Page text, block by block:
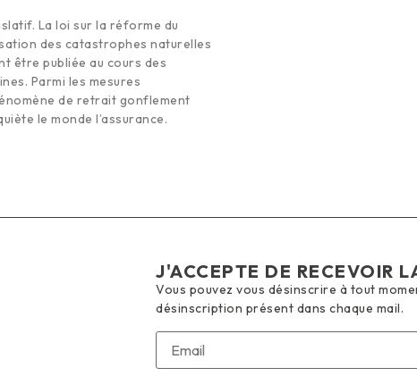
La loi sur la réforme du
des catastrophes naturelles
être publiée au cours des
Parmi les mesures
de retrait gonflement
le monde l’assurance.
J'ACCEPTE DE RECEVOIR
Vous pouvez vous désinscrire à tout
désinscription présent dans chaque mail.